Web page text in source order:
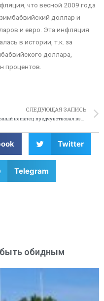
что весной 2009 года
доллар и
и евро. Эта инфляция
в истории, т.к. за
доллара,
процентов.
СЛЕДУЮЩАЯ ЗАПИСЬ
Пьяный непалец предчувствовал взрыв самолета
Twitter
Telegram
обидным